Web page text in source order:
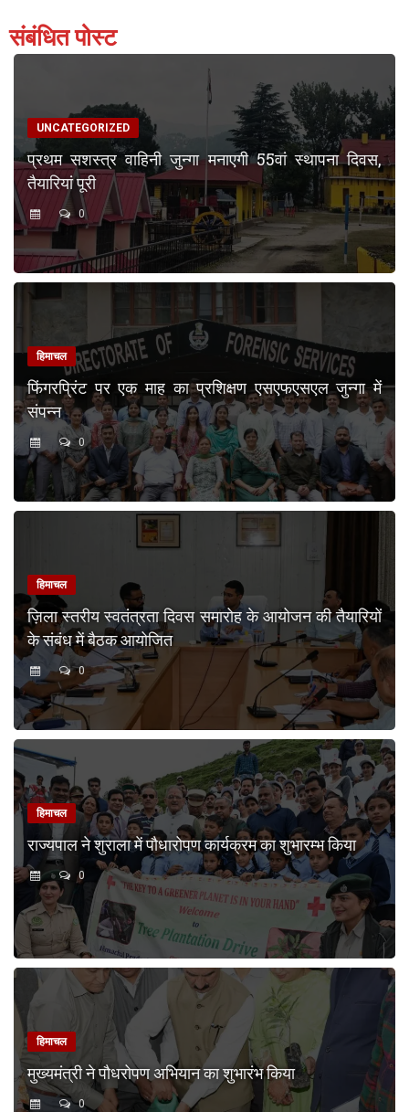
संबंधित पोस्ट
UNCATEGORIZED
प्रथम सशस्त्र वाहिनी जुन्गा मनाएगी 55वां स्थापना दिवस,
तैयारियां पूरी
0
हिमाचल
फिंगरप्रिंट पर एक माह का प्रशिक्षण एसएफएसएल जुन्गा में
संपन्न
0
हिमाचल
ज़िला स्तरीय स्वतंत्रता दिवस समारोह के आयोजन की तैयारियों
के संबंध में बैठक आयोजित
0
हिमाचल
राज्यपाल ने शुराला में पौधारोपण कार्यक्रम का शुभारम्भ किया
0
हिमाचल
मुख्यमंत्री ने पौधरोपण अभियान का शुभारंभ किया
0